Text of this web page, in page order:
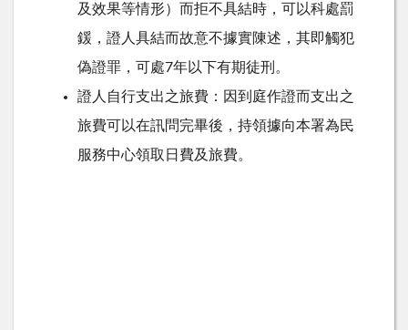
及效果等情形）而拒不具結時，可以科處罰
鍰，證人具結而故意不據實陳述，其即觸犯
偽證罪，可處7年以下有期徒刑。
證人自行支出之旅費：因到庭作證而支出之
旅費可以在訊問完畢後，持領據向本署為民
服務中心領取日費及旅費。